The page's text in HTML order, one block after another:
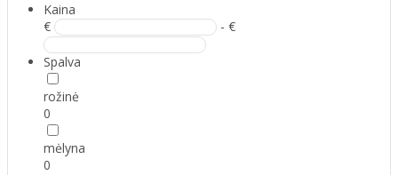
Kaina
€
- €
Spalva
rožinė
0
mėlyna
0